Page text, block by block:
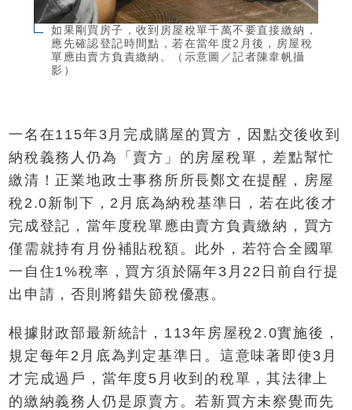
如果剛買房子，收到房屋稅單千萬不要直接繳納，
應先確認登記時間點，若在當年度2月後，房屋稅
單應由賣方負責繳納。（示意圖／記者陳韋帆攝
影）
一名在115年3月完成購屋的買方，因點交後收到
納稅義務人仍為「賣方」的房屋稅單，差點幫忙
繳清！正業地政士事務所所長鄭文在提醒，房屋
稅2.0新制下，2月底為納稅基準日，若在此後才
完成登記，當年度稅單應由賣方負責繳納，買方
僅需就持有月份補貼稅額。此外，若符合全國單
一自住1%稅率，買方須於隔年3月22日前自行提
出申請，否則將錯失節稅優惠。
根據財政部最新統計，113年房屋稅2.0實施後，
規定每年2月底為判定基準日。這意味著即使3月
才完成過戶，當年度5月收到的稅單，其法律上
的繳納義務人仍是原賣方。若新買方未察覺而先